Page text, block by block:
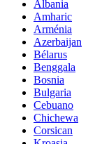
Albania
Amharic
Arménia
Azerbaijan
Bélarus
Benggala
Bosnia
Bulgaria
Cebuano
Chichewa
Corsican